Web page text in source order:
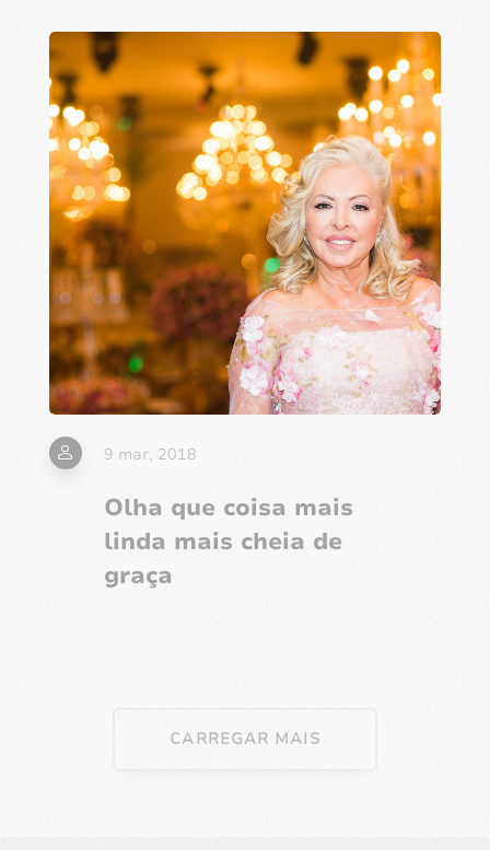
9 mar, 2018
Olha que coisa mais
linda mais cheia de
graça
CARREGAR MAIS